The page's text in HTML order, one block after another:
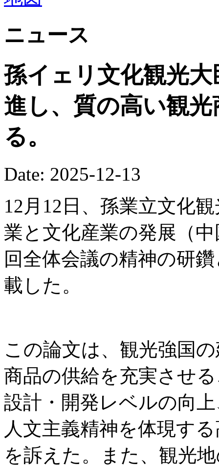
ニュース
孫イェリ文化観光
進し、質の高い観
る。
Date: 2025-12-13
12月12日、孫業立文化
業と文化産業の発展（
回全体会議の精神の研
載した。
この論文は、観光強国
商品の供給を充実させ
設計・開発レベルの向
人文主義精神を体現す
を訴えた。また、観光